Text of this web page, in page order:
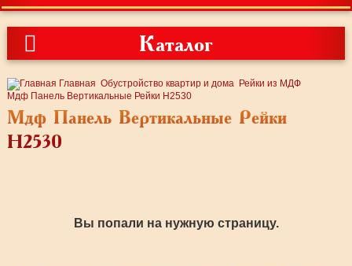
Каталог
Главная Обустройство квартир и дома Рейки из МДФ
Мдф Панель Вертикальные Рейки H2530
Мдф Панель Вертикальные Рейки
H2530
Вы попали на нужную страницу.